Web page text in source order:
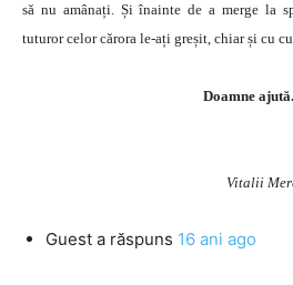
să nu amânați. Și înainte de a merge la
tuturor celor cărora le-ați greșit, chiar și cu
Doamne ajută.
Vitalii
Guest a răspuns 16 ani ago